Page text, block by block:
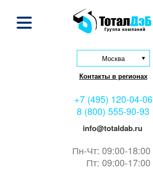
Москва
Контакты в регионах
+7 (495) 120-04-06
8 (800) 555-90-93
info@totaldab.ru
Пн-Чт: 09:00-18:00
Пт: 09:00-17:00